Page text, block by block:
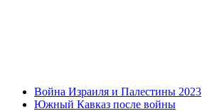
Война Израиля и Палестины 2023
Южный Кавказ после войны